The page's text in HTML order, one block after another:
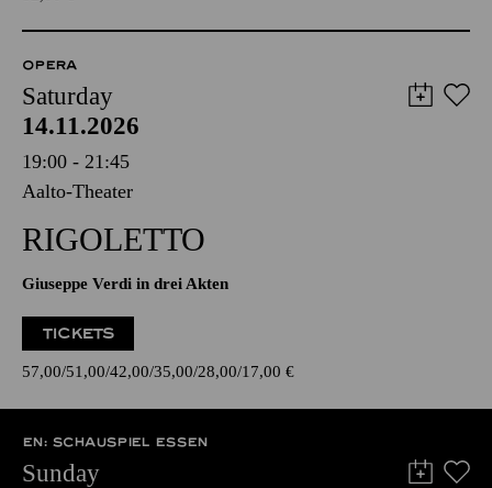
OPERA
Saturday
14.11.2026
19:00 - 21:45
Aalto-Theater
RIGOLETTO
Giuseppe Verdi in drei Akten
TICKETS
57,00 51,00 42,00 35,00 28,00 17,00 €
EN: SCHAUSPIEL ESSEN
Sunday